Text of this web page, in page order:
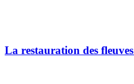
La restauration des